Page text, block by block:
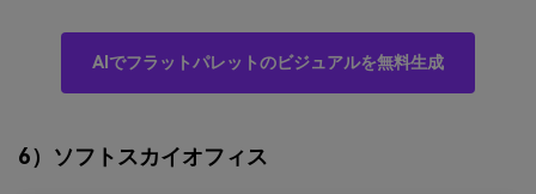
AIでフラットパレットのビジュアルを無料生成
6）ソフトスカイオフィス